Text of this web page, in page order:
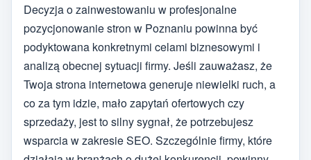
Decyzja o zainwestowaniu w profesjonalne
pozycjonowanie stron w Poznaniu powinna być
podyktowana konkretnymi celami biznesowymi i
analizą obecnej sytuacji firmy. Jeśli zauważasz, że
Twoja strona internetowa generuje niewielki ruch, a
co za tym idzie, mało zapytań ofertowych czy
sprzedaży, jest to silny sygnał, że potrzebujesz
wsparcia w zakresie SEO. Szczególnie firmy, które